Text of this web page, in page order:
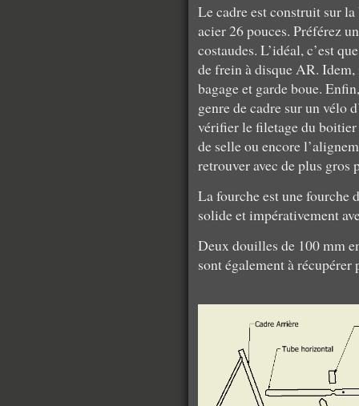
Le cadre est construit sur
acier 26 pouces. Préférez
costaudes. L’idéal, c’est
de frein à disque AR.
bagage et garde boue.
genre de cadre sur un vélo
vérifier le filetage du
de selle ou encore
retrouver avec de plus gros
La fourche est une fourche
solide et impérativement
Deux douilles de 100 mm
sont également à